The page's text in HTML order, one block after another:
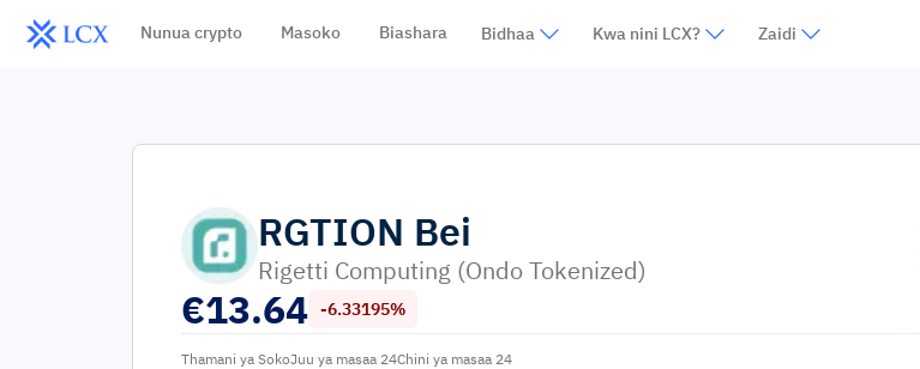
Nunua crypto Masoko Biashara Bidhaa Kwa nini LCX? Zaidi
RGTION Bei
Rigetti Computing (Ondo Tokenized)
€13.64 -6.33195%
Thamani ya SokoJuu ya masaa 24Chini ya masaa 24